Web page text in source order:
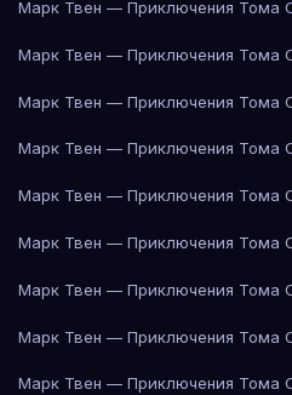
Марк Твен — Приключения Тома
Марк Твен — Приключения Тома
Марк Твен — Приключения Тома
Марк Твен — Приключения Тома
Марк Твен — Приключения Тома
Марк Твен — Приключения Тома
Марк Твен — Приключения Тома
Марк Твен — Приключения Тома
Марк Твен — Приключения Тома